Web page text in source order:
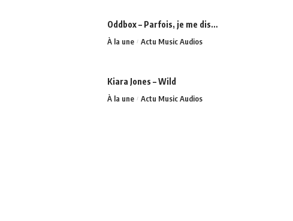
Oddbox – Parfois, je me dis…
À la une Actu Music Audios
Kiara Jones – Wild
À la une Actu Music Audios